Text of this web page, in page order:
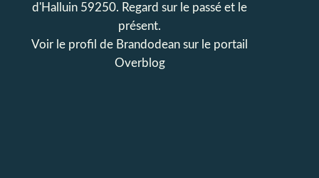
d'Halluin 59250. Regard sur le passé et le
présent.
Voir le profil de Brandodean sur le portail
Overblog